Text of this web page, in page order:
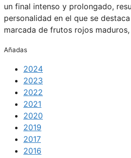
un final intenso y prolongado,
personalidad en el que se
marcada de frutos rojos
Añadas
2024
2023
2022
2021
2020
2019
2017
2016